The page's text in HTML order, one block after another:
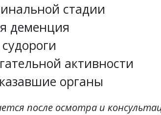
стадии
деменция
активности
органы
после осмотра и